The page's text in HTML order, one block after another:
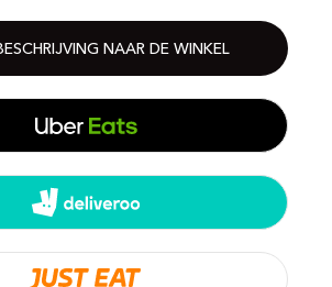
NAAR DE WINKEL